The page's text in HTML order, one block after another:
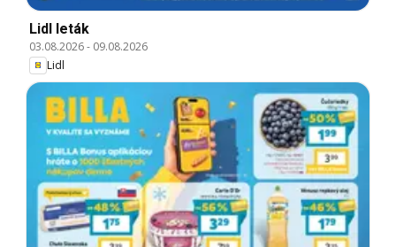
Lidl leták
03.08.2026- 09.08.2026
Lidl